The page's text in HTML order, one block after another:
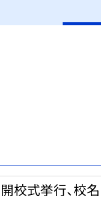
開校式挙行、校